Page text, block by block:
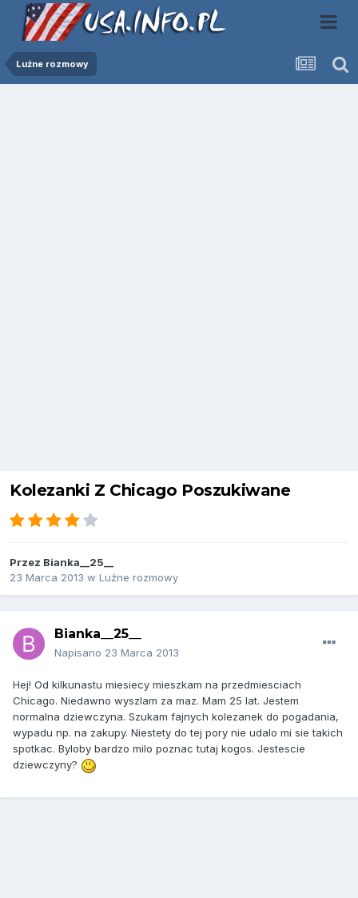
Luźne rozmowy
Kolezanki Z Chicago Poszukiwane
Przez Bianka__25__
23 Marca 2013 w Luźne rozmowy
Bianka__25__
Napisano 23 Marca 2013
Hej! Od kilkunastu miesiecy mieszkam na przedmiesciach
Chicago. Niedawno wyszlam za maz. Mam 25 lat. Jestem
normalna dziewczyna. Szukam fajnych kolezanek do pogadania,
wypadu np. na zakupy. Niestety do tej pory nie udalo mi sie takich
spotkac. Byloby bardzo milo poznac tutaj kogos. Jestescie
dziewczyny?